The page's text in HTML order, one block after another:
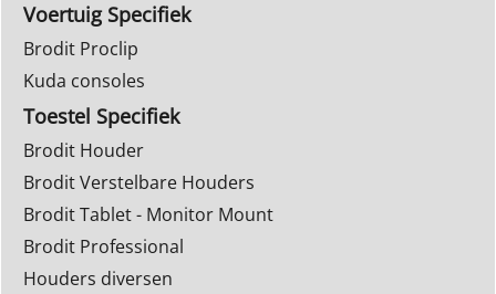
Voertuig Specifiek
Brodit Proclip
Kuda consoles
Toestel Specifiek
Brodit Houder
Brodit Verstelbare Houders
Brodit Tablet - Monitor Mount
Brodit Professional
Houders diversen